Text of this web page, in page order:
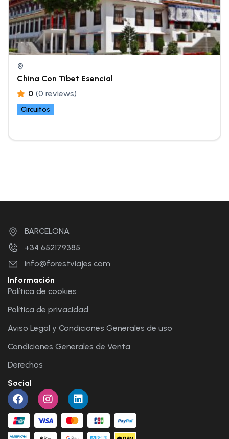
China Con Tíbet Esencial
0 (0 reviews)
Circuitos
BARCELONA
+34 652179385
info@forestviajes.com
Información
Política de cookies
Política de privacidad
Aviso Legal y Condiciones Generales de uso
Condiciones Generales de Venta
Derechos
Social